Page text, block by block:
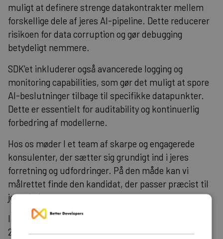
muligt at definere strenge datakontrakter mellem
forskellige dele af jeres AI-pipeline. Dette reducerer
risikoen for data corruption og gør debugging
betydeligt nemmere.
SDK'et inkluderer også avancerede logging og
monitoring capabilities, som gør det muligt at spore
AI-beslutninger tilbage til specifikke datapunkter.
Dette er essentielt for auditability og kontinuerlig
forbedring af modellerne.
Hos os møder I et team af skarpe og engagerede
konsulenter, der sætter sig grundigt ind i jeres
forretning og udfordringer. På den måde kan vi
målrettet finde den kandidat, der passer præcist til
jeres behov.
Implementering af Vercel AI SDK 4.0 kræver typisk
2-6 ugers udvikling afhængigt af kompleksiteten.